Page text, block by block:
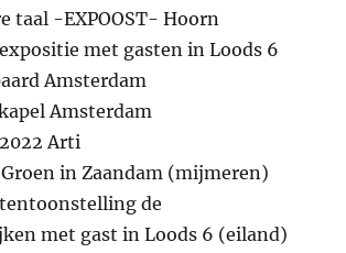
taal -EXPOOST- Hoorn
met gasten in Loods 6
Amsterdam
Amsterdam
Arti
in Zaandam (mijmeren)
de
met gast in Loods 6 (eiland)